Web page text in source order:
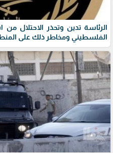
الرئاسة تدين وتحذر الاحتلال
الفلسطيني ومخاطر ذلك على